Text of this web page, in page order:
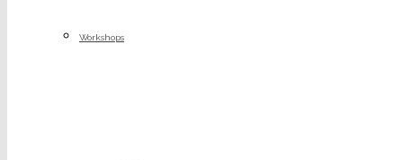
Workshops